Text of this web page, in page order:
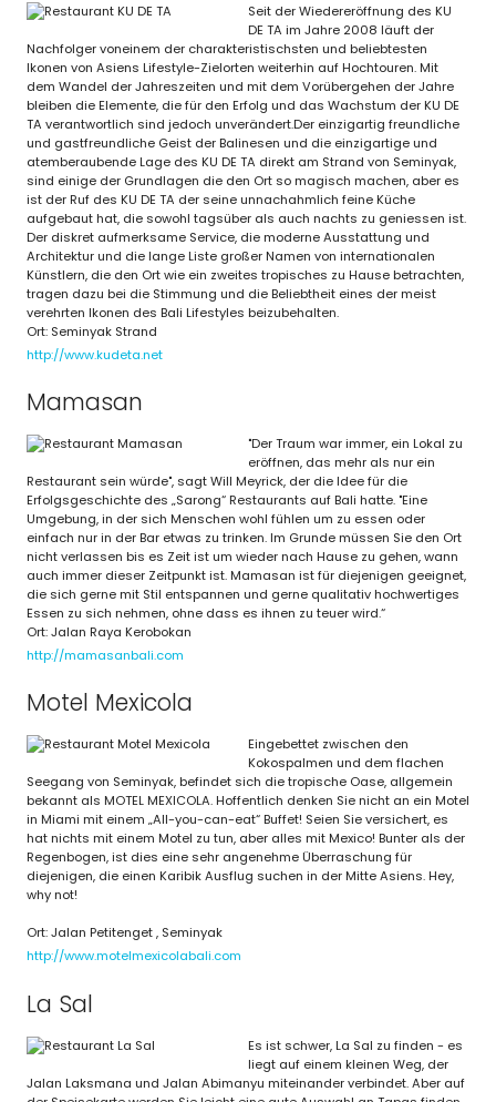
Seit der Wiedereröffnung des KU
DE TA im Jahre 2008 läuft der
Nachfolger voneinem der charakteristischsten und beliebtesten
Ikonen von Asiens Lifestyle-Zielorten weiterhin auf Hochtouren. Mit
dem Wandel der Jahreszeiten und mit dem Vorübergehen der Jahre
bleiben die Elemente, die für den Erfolg und das Wachstum der KU DE
TA verantwortlich sind jedoch unverändert.Der einzigartig freundliche
und gastfreundliche Geist der Balinesen und die einzigartige und
atemberaubende Lage des KU DE TA direkt am Strand von Seminyak,
sind einige der Grundlagen die den Ort so magisch machen, aber es
ist der Ruf des KU DE TA der seine unnachahmlich feine Küche
aufgebaut hat, die sowohl tagsüber als auch nachts zu geniessen ist.
Der diskret aufmerksame Service, die moderne Ausstattung und
Architektur und die lange Liste großer Namen von internationalen
Künstlern, die den Ort wie ein zweites tropisches zu Hause betrachten,
tragen dazu bei die Stimmung und die Beliebtheit eines der meist
verehrten Ikonen des Bali Lifestyles beizubehalten.
Ort: Seminyak Strand
http://www.kudeta.net
Mamasan
"Der Traum war immer, ein Lokal zu
eröffnen, das mehr als nur ein
Restaurant sein würde", sagt Will Meyrick, der die Idee für die
Erfolgsgeschichte des „Sarong“ Restaurants auf Bali hatte. "Eine
Umgebung, in der sich Menschen wohl fühlen um zu essen oder
einfach nur in der Bar etwas zu trinken. Im Grunde müssen Sie den Ort
nicht verlassen bis es Zeit ist um wieder nach Hause zu gehen, wann
auch immer dieser Zeitpunkt ist. Mamasan ist für diejenigen geeignet,
die sich gerne mit Stil entspannen und gerne qualitativ hochwertiges
Essen zu sich nehmen, ohne dass es ihnen zu teuer wird.“
Ort: Jalan Raya Kerobokan
http://mamasanbali.com
Motel Mexicola
Eingebettet zwischen den
Kokospalmen und dem flachen
Seegang von Seminyak, befindet sich die tropische Oase, allgemein
bekannt als MOTEL MEXICOLA. Hoffentlich denken Sie nicht an ein Motel
in Miami mit einem „All-you-can-eat“ Buffet! Seien Sie versichert, es
hat nichts mit einem Motel zu tun, aber alles mit Mexico! Bunter als der
Regenbogen, ist dies eine sehr angenehme Überraschung für
diejenigen, die einen Karibik Ausflug suchen in der Mitte Asiens. Hey,
why not!
Ort: Jalan Petitenget , Seminyak
http://www.motelmexicolabali.com
La Sal
Es ist schwer, La Sal zu finden - es
liegt auf einem kleinen Weg, der
Jalan Laksmana und Jalan Abimanyu miteinander verbindet. Aber auf